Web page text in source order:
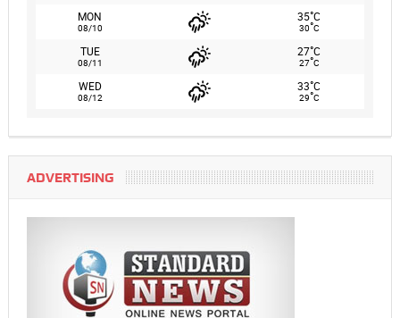
MON
08/10
35°C
30°C
TUE
08/11
27°C
27°C
WED
08/12
33°C
29°C
ADVERTISING